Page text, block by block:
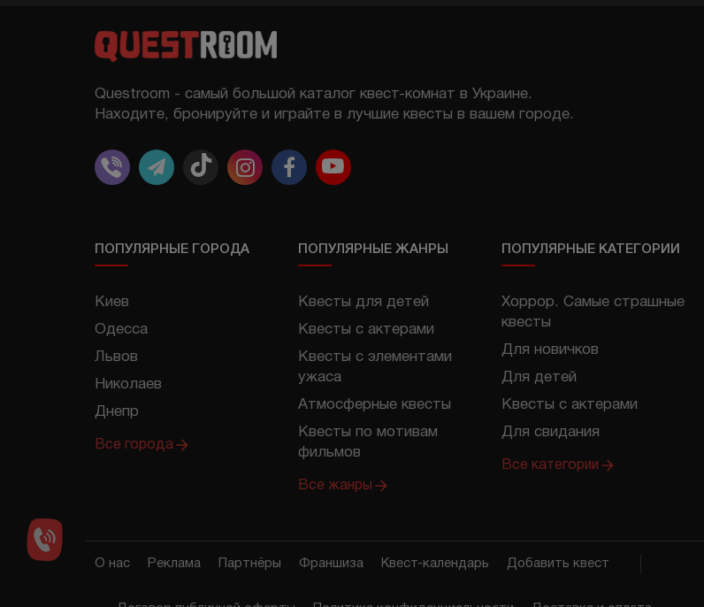
Questroom - самый большой каталог квест-комнат в Украине.
Находите, бронируйте и играйте в лучшие квесты в вашем городе.
ПОПУЛЯРНЫЕ ГОРОДА
Киев
Одесса
Львов
Николаев
Днепр
Все города
ПОПУЛЯРНЫЕ ЖАНРЫ
Квесты для детей
Квесты с актерами
Квесты с элементами
ужаса
Атмосферные квесты
Квесты по мотивам
фильмов
Все жанры
ПОПУЛЯРНЫЕ КАТЕГОРИИ
Хоррор. Самые страшные
квесты
Для новичков
Для детей
Квесты с актерами
Для свидания
Все категории
О нас Реклама Партнёры Франшиза Квест-календарь Добавить квест